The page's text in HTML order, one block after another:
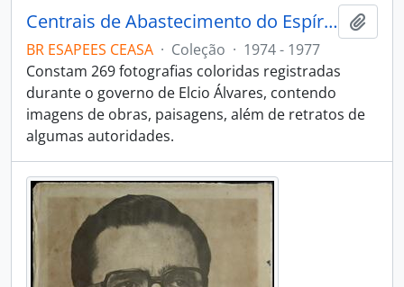
Centrais de Abastecimento do Espírito Santo
BR ESAPEES CEASA · Coleção · 1974 - 1977
Constam 269 fotografias coloridas registradas
durante o governo de Elcio Álvares, contendo
imagens de obras, paisagens, além de retratos de
algumas autoridades.